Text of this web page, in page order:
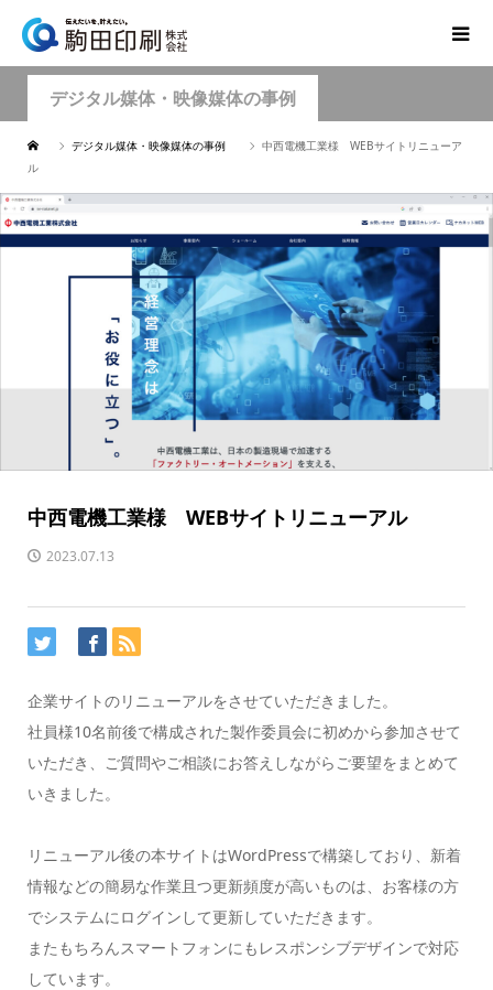
デジタル媒体・映像媒体の事例
デジタル媒体・映像媒体の事例
中西電機工業様 WEBサイトリニューア
ル
中西電機工業様 WEBサイトリニューアル
2023.07.13
企業サイトのリニューアルをさせていただきました。
社員様10名前後で構成された製作委員会に初めから参加させて
いただき、ご質問やご相談にお答えしながらご要望をまとめて
いきました。
リニューアル後の本サイトはWordPressで構築しており、新着
情報などの簡易な作業且つ更新頻度が高いものは、お客様の方
でシステムにログインして更新していただきます。
またもちろんスマートフォンにもレスポンシブデザインで対応
しています。